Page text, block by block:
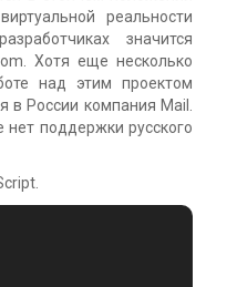
реальности
значится
Хотя еще несколько
над этим проектом
в России компания Mail.
нет поддержки русского